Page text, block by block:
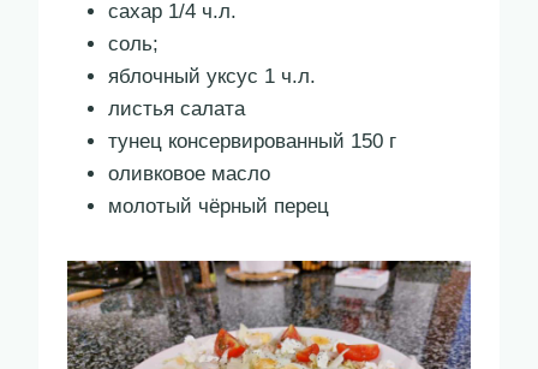
сахар 1/4 ч.л.
соль;
яблочный уксус 1 ч.л.
листья салата
тунец консервированный 150 г
оливковое масло
молотый чёрный перец